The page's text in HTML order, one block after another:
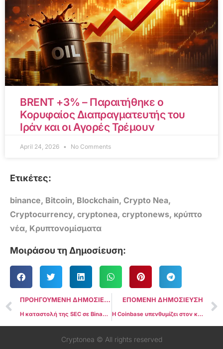
BRENT +3% – Παραιτήθηκε ο
Κορυφαίος Διαπραγματευτής του
Ιράν και οι Αγορές Τρέμουν
April 24, 2026 No Comments
Ετικέτες:
binance, Bitcoin, Blockchain, Crypto Nea,
Cryptocurrency, cryptonea, cryptonews, κρύπτο
νέα, Κρυπτονομίσματα
Μοιράσου τη Δημοσίευση:
ΠΡΟΗΓΟΥΜΕΝΗ ΔΗΜΟΣΙΕΥΣΗ
Η καταστολή της SEC σε Binance και Coinbase αυξάνει τον όγκο συναλλαγών DeFi κατά 444%
ΕΠΟΜΕΝΗ ΔΗΜΟΣΙΕΥΣΗ
Η Coinbase υπενθυμίζει στον κόσμο ότι προσπάθησε να “αγκαλιάσει τη ρύθμιση” καθώς η SEC μηνύει για παραβιάσεις
Cryptonea © All rights reserved